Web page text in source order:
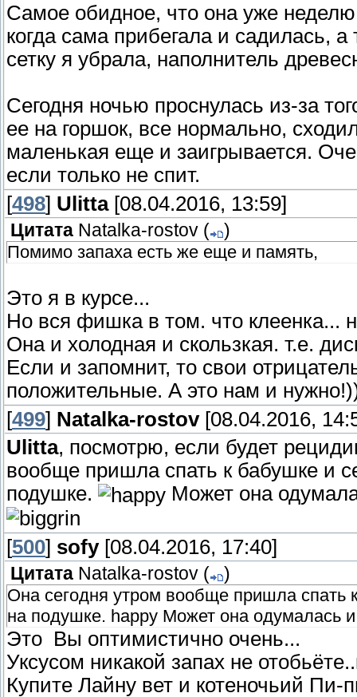
Самое обидное, что она уже
когда сама прибегала и садилась,
сетку я убрала, наполнитель
Сегодня ночью проснулась из-за
ее на горшок, все нормально,
маленькая еще и заигрывается.
если только не спит.
[498] Ulitta[08.04.2016, 13:59]
Цитата Natalka-rostov (
)
Помимо запаха есть же еще и память,
Это я в курсе...
Но вся фишка в том. что клеенка...
Она и холодная и скользкая. т.е.
Если и запомнит, то свои
положительные. А это нам и
[499] Natalka-rostov[08.04.2016,
Ulitta, посмотрю, если будет
вообще пришла спать к бабушке и
подушке.
Может она
[500] sofy[08.04.2016, 17:40]
Цитата Natalka-rostov (
)
Она сегодня утром вообще пришла спать
на подушке. happy Может она одумалась и
Это Вы оптимистично очень...
Уксусом никакой запах не
Купите Лайну вет и котеночьий Пи-